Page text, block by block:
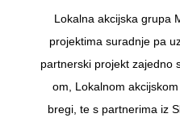
Lokalna akcijska grupa
projektima suradnje pa
partnerski projekt zajedno
om, Lokalnom
bregi, te s partnerima iz